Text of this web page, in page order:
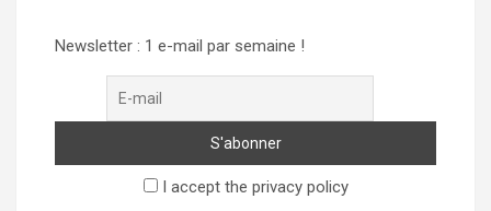
Newsletter : 1 e-mail par semaine !
I accept the privacy policy